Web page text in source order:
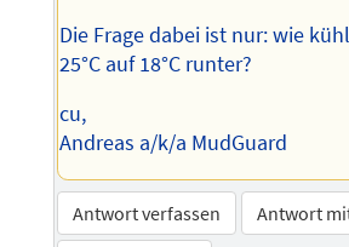
Die Frage dabei ist nur: wie
25°C auf 18°C runter?
cu,
Andreas a/k/a MudGuard
Antwort verfassen
Antwort